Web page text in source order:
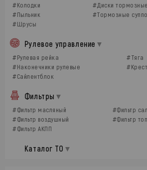
#Колодки
#Диски тормозные
#Пыльник
#Тормозные
#Шрусы
Рулевое управление
#Рулевая рейка
#Тяга
#Наконечники рулевые
#Сайлентблок
Фильтры
#Фильтр масляный
#Фильтр
#Фильтр воздушный
#Фильтр
#Фильтр АКПП
Каталог ТО